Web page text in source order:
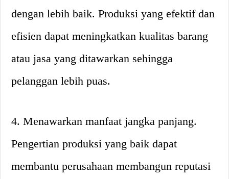
dengan lebih baik. Produksi yang efektif dan
efisien dapat meningkatkan kualitas barang
atau jasa yang ditawarkan sehingga
pelanggan lebih puas.
4. Menawarkan manfaat jangka panjang.
Pengertian produksi yang baik dapat
membantu perusahaan membangun reputasi